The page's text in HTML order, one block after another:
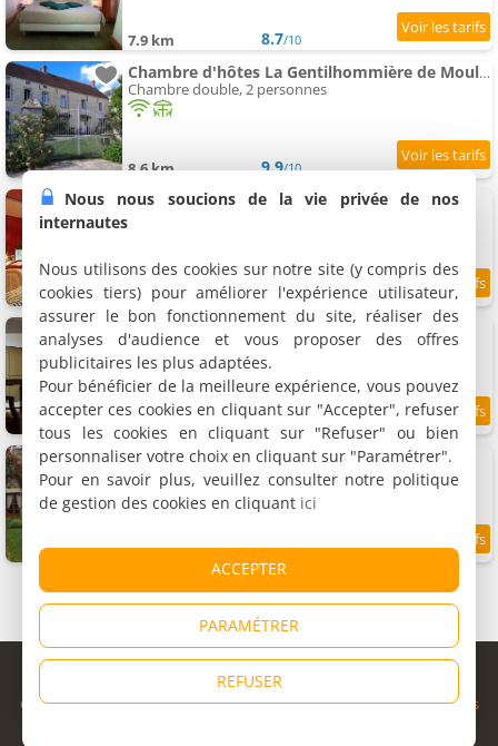
7.9 km 8.7/10
Chambre d'hôtes La Gentilhommière de Moulins
Chambre double, 2 personnes
8.6 km 9.9/10
Chambres d'hôtes Les Insolites de Coco
9.4 km 9.6/10
Chambre d'hôtes Les sources
Chambre double, 2 personnes
10.4 km 9.8
Chambres d'hôtes La Poudrière
2 chambres (total 4 personnes)
10.6 km 8.5/10
© Copyright 1998 - 2026
Cybevasion|Mentions légales|Confidentialité|CGU|Informations
Nous nous soucions de la vie privée de nos
internautes
Nous utilisons des cookies sur notre site (y compris des
cookies tiers) pour améliorer l'expérience utilisateur,
assurer le bon fonctionnement du site, réaliser des
analyses d'audience et vous proposer des offres
publicitaires les plus adaptées.
Pour bénéficier de la meilleure expérience, vous pouvez
accepter ces cookies en cliquant sur "Accepter", refuser
tous les cookies en cliquant sur "Refuser" ou bien
personnaliser votre choix en cliquant sur "Paramétrer".
Pour en savoir plus, veuillez consulter notre politique
de gestion des cookies en cliquant ici
ACCEPTER
PARAMÉTRER
REFUSER